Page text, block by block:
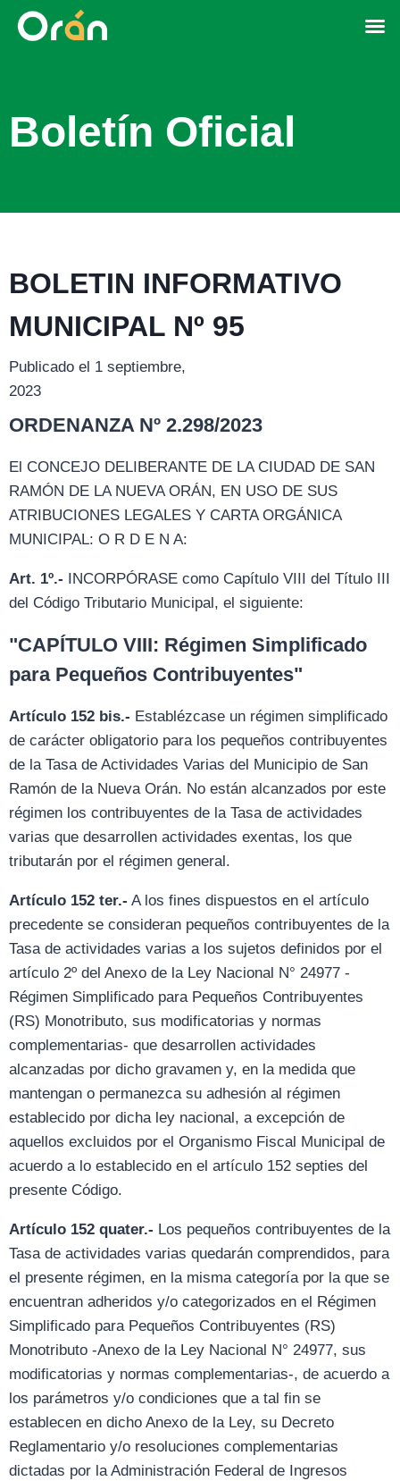
Boletín Oficial
BOLETIN INFORMATIVO
MUNICIPAL Nº 95
Publicado el 1 septiembre,
2023
ORDENANZA Nº 2.298/2023
El CONCEJO DELIBERANTE DE LA CIUDAD DE SAN
RAMÓN DE LA NUEVA ORÁN, EN USO DE SUS
ATRIBUCIONES LEGALES Y CARTA ORGÁNICA
MUNICIPAL: O R D E N A:
Art. 1º.- INCORPÓRASE como Capítulo VIII del Título III
del Código Tributario Municipal, el siguiente:
"CAPÍTULO VIII: Régimen Simplificado
para Pequeños Contribuyentes"
Artículo 152 bis.- Establézcase un régimen simplificado
de carácter obligatorio para los pequeños contribuyentes
de la Tasa de Actividades Varias del Municipio de San
Ramón de la Nueva Orán. No están alcanzados por este
régimen los contribuyentes de la Tasa de actividades
varias que desarrollen actividades exentas, los que
tributarán por el régimen general.
Artículo 152 ter.- A los fines dispuestos en el artículo
precedente se consideran pequeños contribuyentes de la
Tasa de actividades varias a los sujetos definidos por el
artículo 2º del Anexo de la Ley Nacional N° 24977 -
Régimen Simplificado para Pequeños Contribuyentes
(RS) Monotributo, sus modificatorias y normas
complementarias- que desarrollen actividades
alcanzadas por dicho gravamen y, en la medida que
mantengan o permanezca su adhesión al régimen
establecido por dicha ley nacional, a excepción de
aquellos excluidos por el Organismo Fiscal Municipal de
acuerdo a lo establecido en el artículo 152 septies del
presente Código.
Artículo 152 quater.- Los pequeños contribuyentes de la
Tasa de actividades varias quedarán comprendidos, para
el presente régimen, en la misma categoría por la que se
encuentran adheridos y/o categorizados en el Régimen
Simplificado para Pequeños Contribuyentes (RS)
Monotributo -Anexo de la Ley Nacional N° 24977, sus
modificatorias y normas complementarias-, de acuerdo a
los parámetros y/o condiciones que a tal fin se
establecen en dicho Anexo de la Ley, su Decreto
Reglamentario y/o resoluciones complementarias
dictadas por la Administración Federal de Ingresos